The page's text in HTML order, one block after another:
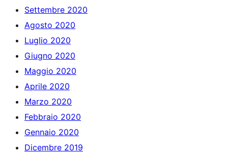
Settembre 2020
Agosto 2020
Luglio 2020
Giugno 2020
Maggio 2020
Aprile 2020
Marzo 2020
Febbraio 2020
Gennaio 2020
Dicembre 2019